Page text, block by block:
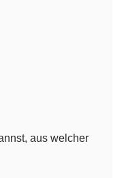
aus welcher